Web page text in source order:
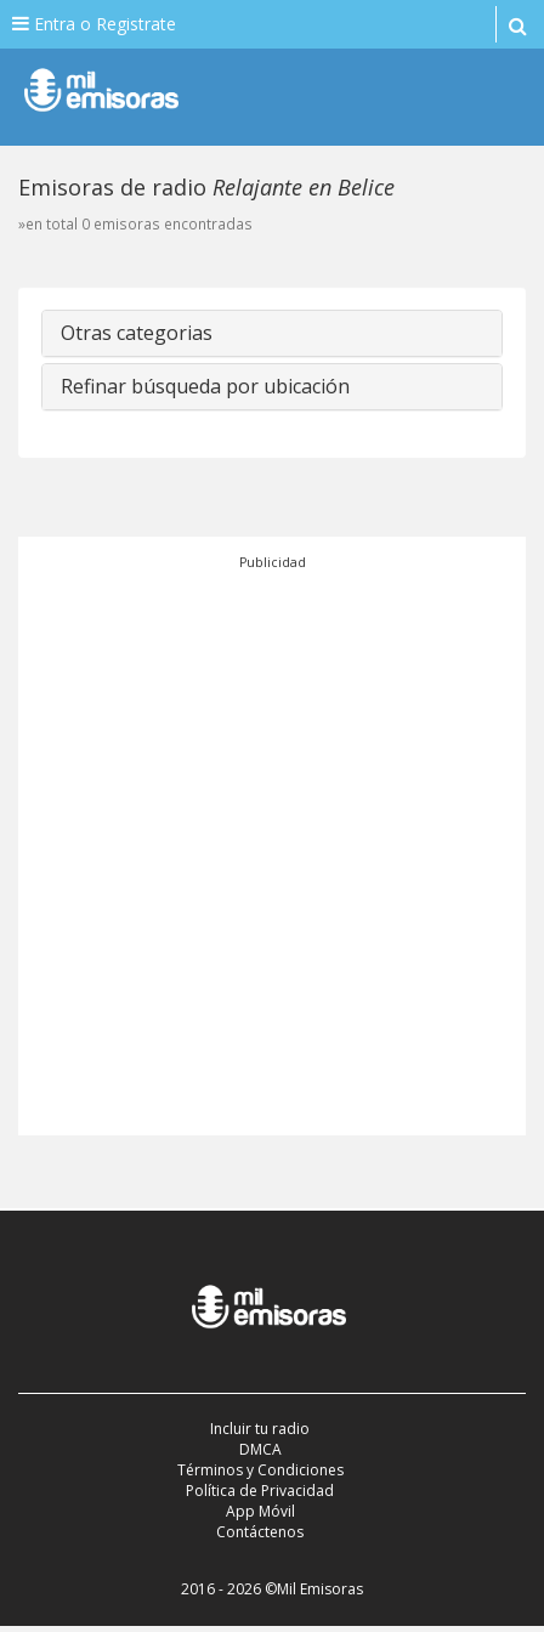
Entra o Registrate
Emisoras de radio Relajante en Belice
»en total 0 emisoras encontradas
Otras categorias
Refinar búsqueda por ubicación
Publicidad
Incluir tu radio
DMCA
Términos y Condiciones
Política de Privacidad
App Móvil
Contáctenos
2016 - 2026 ©Mil Emisoras